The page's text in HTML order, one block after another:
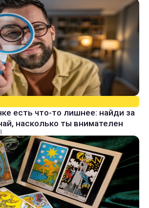
есть что-то лишнее: найди за
насколько ты внимателен